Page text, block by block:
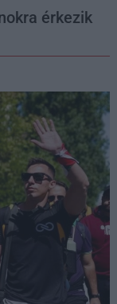
érkezik